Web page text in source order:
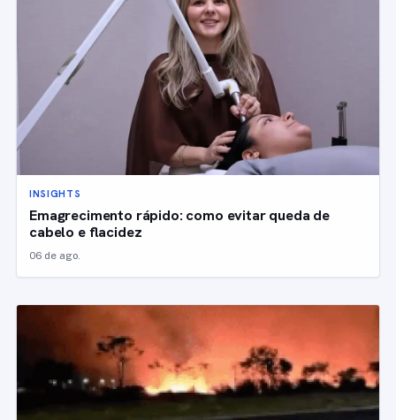
INSIGHTS
Emagrecimento rápido: como evitar queda de
cabelo e flacidez
06 de ago.